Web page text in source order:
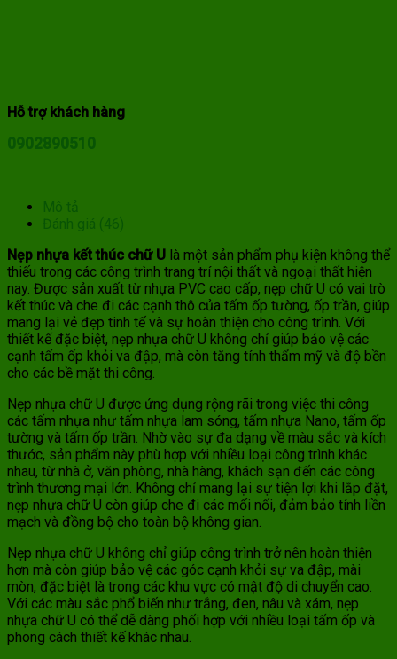
Hỗ trợ khách hàng
0902890510
Mô tả
Đánh giá (46)
Nẹp nhựa kết thúc chữ U là một sản phẩm phụ kiện không thể
thiếu trong các công trình trang trí nội thất và ngoại thất hiện
nay. Được sản xuất từ nhựa PVC cao cấp, nẹp chữ U có vai trò
kết thúc và che đi các cạnh thô của tấm ốp tường, ốp trần, giúp
mang lại vẻ đẹp tinh tế và sự hoàn thiện cho công trình. Với
thiết kế đặc biệt, nẹp nhựa chữ U không chỉ giúp bảo vệ các
cạnh tấm ốp khỏi va đập, mà còn tăng tính thẩm mỹ và độ bền
cho các bề mặt thi công.
Nẹp nhựa chữ U được ứng dụng rộng rãi trong việc thi công
các tấm nhựa như tấm nhựa lam sóng, tấm nhựa Nano, tấm ốp
tường và tấm ốp trần. Nhờ vào sự đa dạng về màu sắc và kích
thước, sản phẩm này phù hợp với nhiều loại công trình khác
nhau, từ nhà ở, văn phòng, nhà hàng, khách sạn đến các công
trình thương mại lớn. Không chỉ mang lại sự tiện lợi khi lắp đặt,
nẹp nhựa chữ U còn giúp che đi các mối nối, đảm bảo tính liền
mạch và đồng bộ cho toàn bộ không gian.
Nẹp nhựa chữ U không chỉ giúp công trình trở nên hoàn thiện
hơn mà còn giúp bảo vệ các góc cạnh khỏi sự va đập, mài
mòn, đặc biệt là trong các khu vực có mật độ di chuyển cao.
Với các màu sắc phổ biến như trắng, đen, nâu và xám, nẹp
nhựa chữ U có thể dễ dàng phối hợp với nhiều loại tấm ốp và
phong cách thiết kế khác nhau.